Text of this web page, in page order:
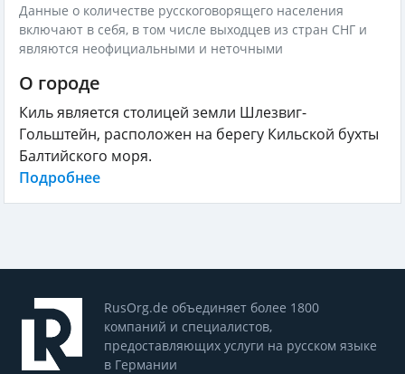
Данные о количестве русскоговорящего населения
включают в себя, в том числе выходцев из стран СНГ и
являются неофициальными и неточными
О городе
Киль является столицей земли Шлезвиг-
Гольштейн, расположен на берегу Кильской бухты
Балтийского моря.
Подробнее
RusOrg.de объединяет более 1800
компаний и специалистов,
предоставляющих услуги на русском языке
в Германии